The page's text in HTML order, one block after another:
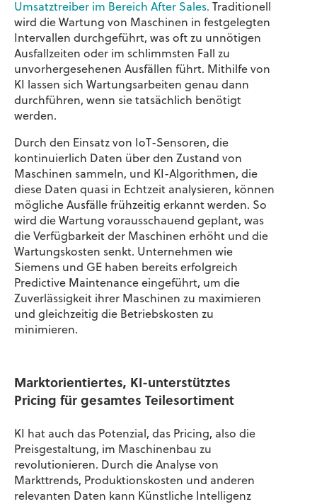
Umsatztreiber im Bereich After Sales. Traditionell
wird die Wartung von Maschinen in festgelegten
Intervallen durchgeführt, was oft zu unnötigen
Ausfallzeiten oder im schlimmsten Fall zu
unvorhergesehenen Ausfällen führt. Mithilfe von
KI lassen sich Wartungsarbeiten genau dann
durchführen, wenn sie tatsächlich benötigt
werden.
Durch den Einsatz von IoT-Sensoren, die
kontinuierlich Daten über den Zustand von
Maschinen sammeln, und KI-Algorithmen, die
diese Daten quasi in Echtzeit analysieren, können
mögliche Ausfälle frühzeitig erkannt werden. So
wird die Wartung vorausschauend geplant, was
die Verfügbarkeit der Maschinen erhöht und die
Wartungskosten senkt. Unternehmen wie
Siemens und GE haben bereits erfolgreich
Predictive Maintenance eingeführt, um die
Zuverlässigkeit ihrer Maschinen zu maximieren
und gleichzeitig die Betriebskosten zu
minimieren.
Marktorientiertes, KI-unterstütztes
Pricing für gesamtes Teilesortiment
KI hat auch das Potenzial, das Pricing, also die
Preisgestaltung, im Maschinenbau zu
revolutionieren. Durch die Analyse von
Markttrends, Produktionskosten und anderen
relevanten Daten kann Künstliche Intelligenz